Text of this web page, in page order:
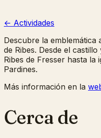
← Actividades
Descubre la emblemática
de Ribes. Desde el
Ribes de Fresser hasta la
Pardines.
Más información en la
Cerca de